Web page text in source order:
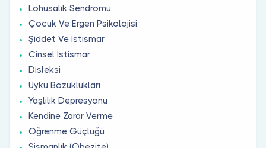
Lohusalık Sendromu
Çocuk Ve Ergen Psikolojisi
Şiddet Ve İstismar
Cinsel İstismar
Disleksi
Uyku Bozuklukları
Yaşlılık Depresyonu
Kendine Zarar Verme
Öğrenme Güçlüğü